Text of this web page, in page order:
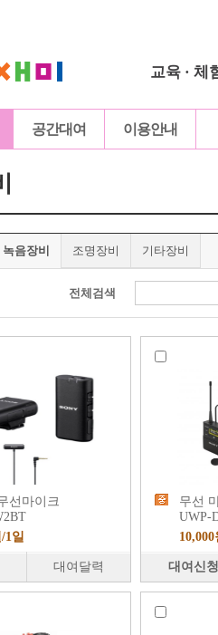
교육 · 체
공간대여 이용안내
녹음장비 조명장비 기타장비
전체검색
선마이크
1일
대여달력
무선
UWP-
대여신청